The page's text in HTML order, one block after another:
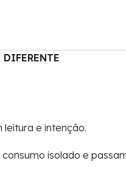
DIFERENTE
e intenção.
isolado e